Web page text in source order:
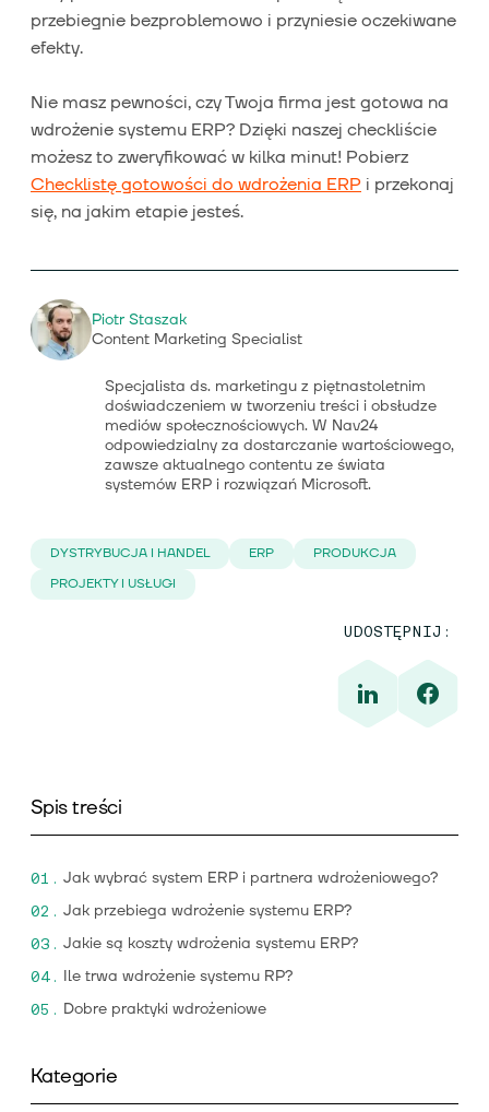
przebiegnie bezproblemowo i przyniesie oczekiwane
efekty.
Nie masz pewności, czy Twoja firma jest gotowa na
wdrożenie systemu ERP? Dzięki naszej checkliście
możesz to zweryfikować w kilka minut! Pobierz
Checklistę gotowości do wdrożenia ERP i przekonaj
się, na jakim etapie jesteś.
Piotr Staszak
Content Marketing Specialist
Specjalista ds. marketingu z piętnastoletnim
doświadczeniem w tworzeniu treści i obsłudze
mediów społecznościowych. W Nav24
odpowiedzialny za dostarczanie wartościowego,
zawsze aktualnego contentu ze świata
systemów ERP i rozwiązań Microsoft.
DYSTRYBUCJA I HANDEL ERP
PRODUKCJA
PROJEKTY I USŁUGI
UDOSTĘPNIJ:
Spis treści
Jak wybrać system ERP i partnera wdrożeniowego?
Jak przebiega wdrożenie systemu ERP?
Jakie są koszty wdrożenia systemu ERP?
Ile trwa wdrożenie systemu RP?
Dobre praktyki wdrożeniowe
Kategorie